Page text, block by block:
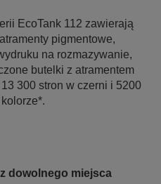
EcoTank 112 zawierają
pigmentowe,
na rozmazywanie,
butelki z atramentem
300 stron w czerni i 5200
dowolnego miejsca